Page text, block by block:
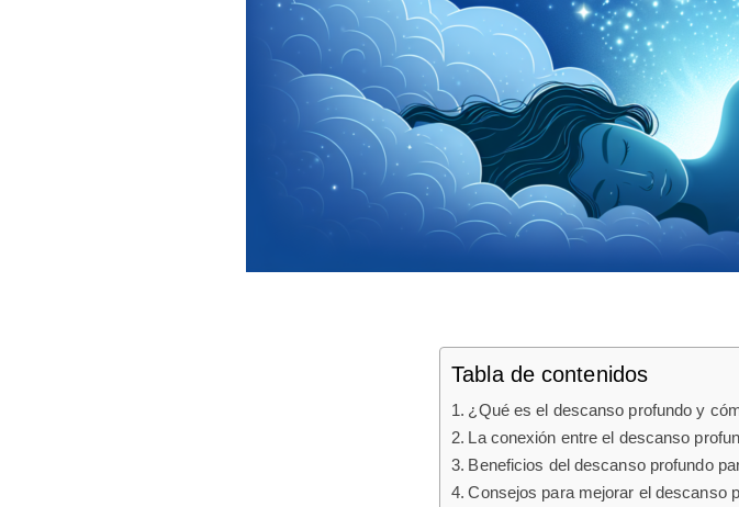
Tabla de contenidos
¿Qué es el descanso profundo y
La conexión entre el descanso
Beneficios del descanso profundo
Consejos para mejorar el descanso